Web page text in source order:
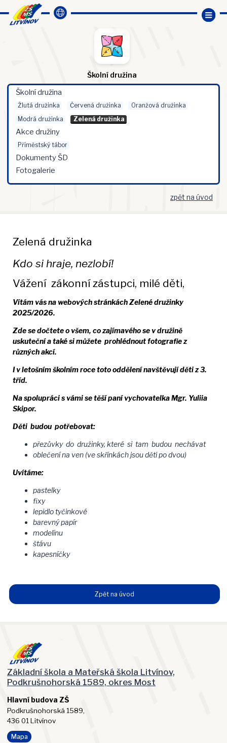
Školní družina
Školní družina
Žlutá družinka Červená družinka
Oranžová družinka
Modrá družinka
Zelená družinka
Akce družiny
Příměstský tábor
Dokumenty ŠD
Fotogalerie
zpět na úvod
Zelená družinka
Kdo si hraje, nezlobí!
Vážení zákonní zástupci, milé děti,
Vítám vás na webových stránkách Zelené družinky
2025/2026.
Zde se dočtete o všem, co zajímavého se v družině
uskuteční a také si můžete prohlédnout fotografie z
různých akcí.
I v letošním školním roce toto oddělení navštěvují děti z 3.
tříd.
Na spolupráci s vámi se těší paní vychovatelka Mgr. Yuliia
Skipor.
Děti budou potřebovat:
přezůvky do družinky, které si tam budou nechávat
oblečení na ven (ve skřínkách jsou děti po dvou)
Uvítáme:
pastelky
fixy
lepidlo tyčinkové
barevný papír
modelínu
štávu
kapesníčky
Zpět na úvod
Základní škola a Mateřská škola Litvínov,
Podkrušnohorská 1589, okres Most
Hlavní budova ZŠ
Podkrušnohorská 1589,
436 01 Litvínov
Mapa